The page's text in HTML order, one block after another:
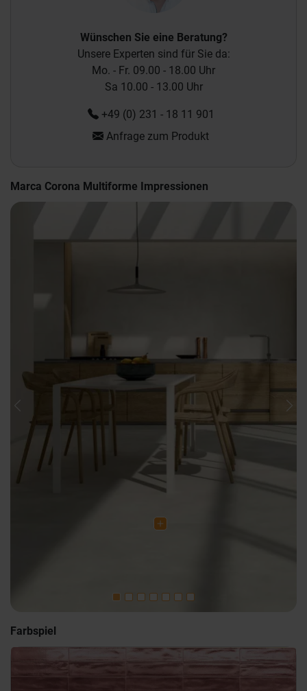
Wünschen Sie eine Beratung?
Unsere Experten sind für Sie da:
Mo. - Fr. 09.00 - 18.00 Uhr
Sa 10.00 - 13.00 Uhr
+49 (0) 231 - 18 11 901
Anfrage zum Produkt
Marca Corona Multiforme Impressionen
Farbspiel